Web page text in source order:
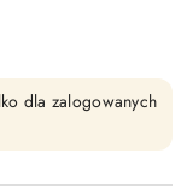
dla zalogowanych